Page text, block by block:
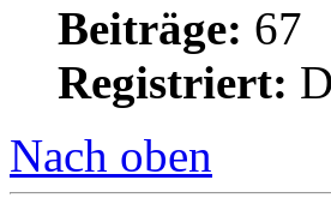
Beiträge: 67
Registriert:
Nach oben